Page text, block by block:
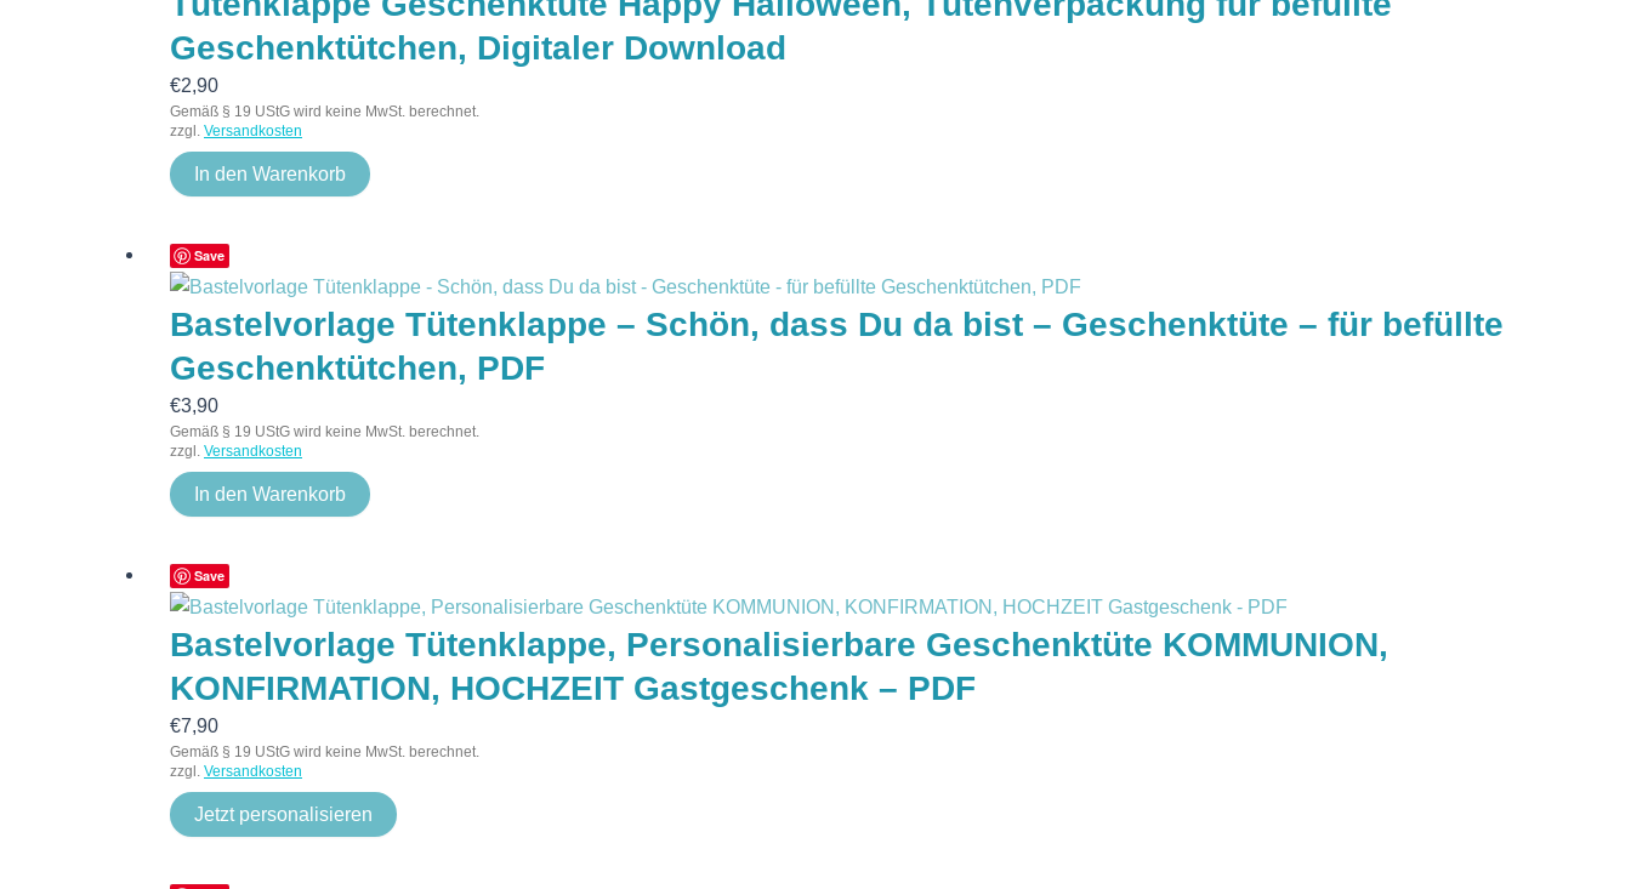
Geschenktütchen, Digitaler Download
€2,90
Gemäß § 19 UStG wird keine MwSt. berechnet.
zzgl. Versandkosten
In den Warenkorb
Save
Bastelvorlage Tütenklappe – Schön, dass Du da bist – Geschenktüte – für befüllte
Geschenktütchen, PDF
€3,90
Gemäß § 19 UStG wird keine MwSt. berechnet.
zzgl. Versandkosten
In den Warenkorb
Save
Bastelvorlage Tütenklappe, Personalisierbare Geschenktüte KOMMUNION,
KONFIRMATION, HOCHZEIT Gastgeschenk – PDF
€7,90
Gemäß § 19 UStG wird keine MwSt. berechnet.
zzgl. Versandkosten
Jetzt personalisieren